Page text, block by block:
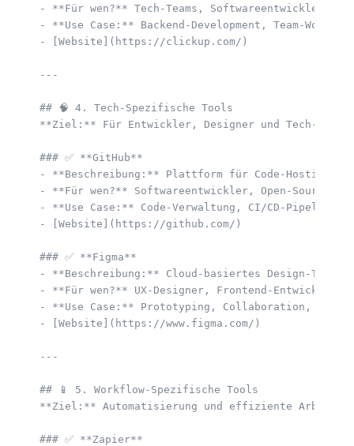
- **Für wen?** Tech-Teams, Softwareentwickler,
- **Use Case:** Backend-Development, Team-
- [Website](https://clickup.com/)
---
## 🧠 4. Tech-Spezifische Tools
**Ziel:** Für Entwickler, Designer und Tech-
### ✅ **GitHub**
- **Beschreibung:** Plattform für Code-Hosting,
- **Für wen?** Softwareentwickler, Open-Source-
- **Use Case:** Code-Verwaltung, CI/CD-
- [Website](https://github.com/)
### ✅ **Figma**
- **Beschreibung:** Cloud-basiertes Design-Tool
- **Für wen?** UX-Designer, Frontend-Entwickler,
- **Use Case:** Prototyping, Collaboration,
- [Website](https://www.figma.com/)
---
## 📱 5. Workflow-Spezifische Tools
**Ziel:** Automatisierung und effiziente
### ✅ **Zapier**